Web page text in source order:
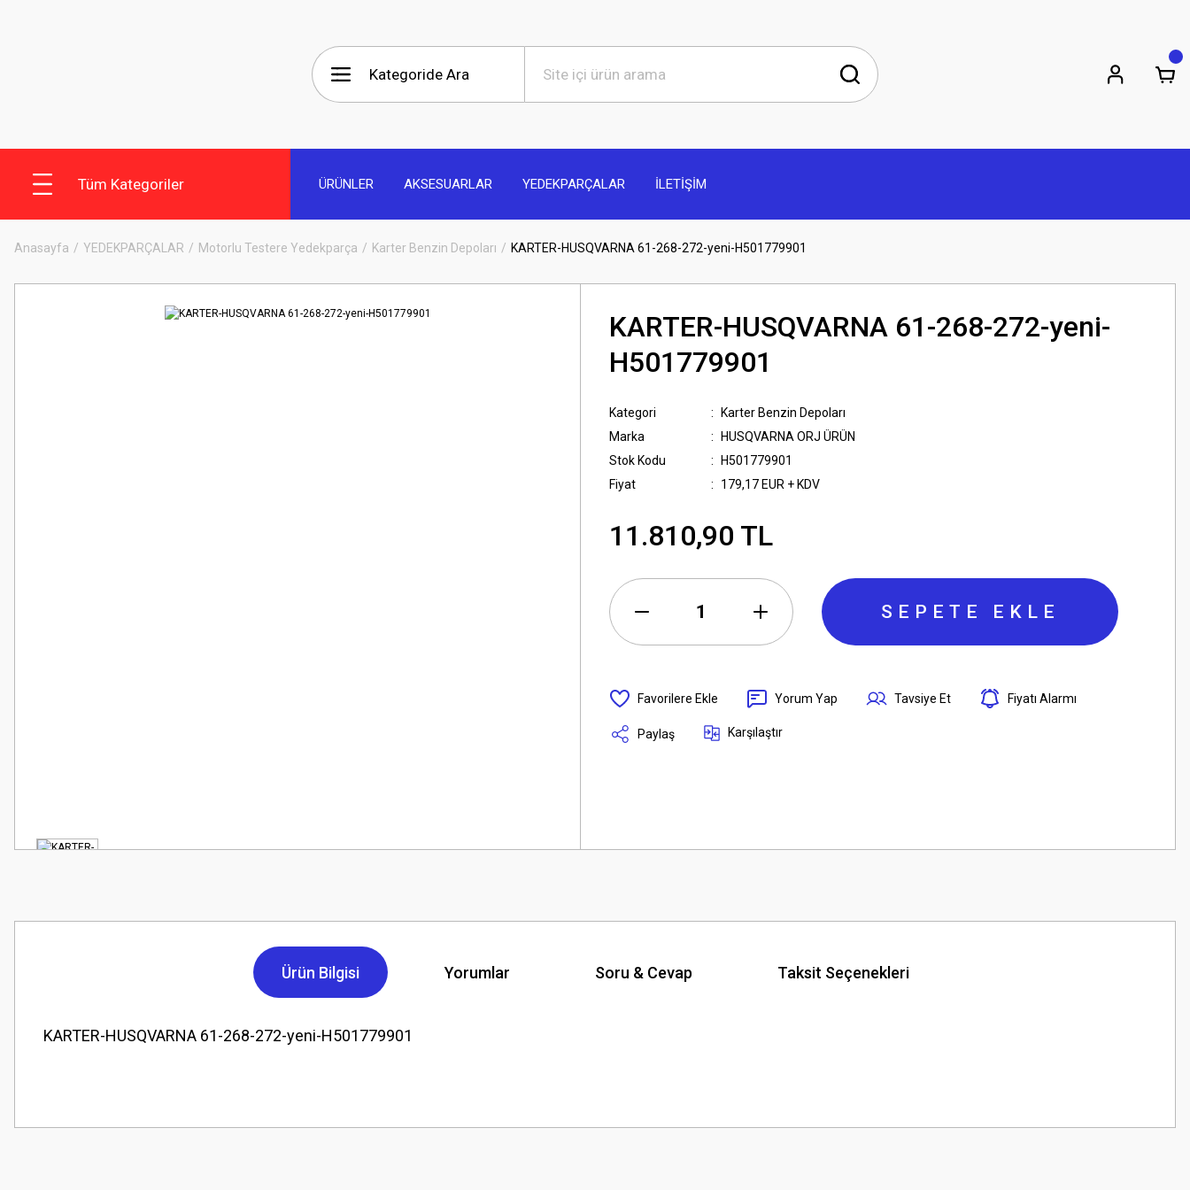
Tüm Kategoriler ÜRÜNLER AKSESUARLAR YEDEKPARÇALAR İLETİŞİM
Anasayfa YEDEKPARÇALAR Motorlu Testere Yedekparça Karter Benzin Depoları KARTER-HUSQVARNA 61-268-272-yeni-H501779901
KARTER-HUSQVARNA 61-268-272-yeni-
H501779901
Kategori
Karter Benzin Depoları
Marka
HUSQVARNA ORJ ÜRÜN
Stok Kodu
H501779901
Fiyat
179,17 EUR + KDV
11.810,90 TL
SEPETE EKLE
Yorum Yap Tavsiye Et Fiyatı Alarmı
Paylaş Karşılaştır
Ürün Bilgisi Yorumlar Soru & Cevap Taksit Seçenekleri
KARTER-HUSQVARNA 61-268-272-yeni-H501779901